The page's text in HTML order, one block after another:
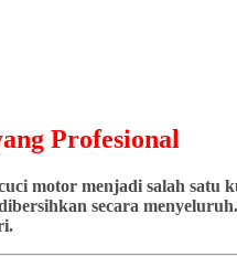
Profesional
motor menjadi salah
secara